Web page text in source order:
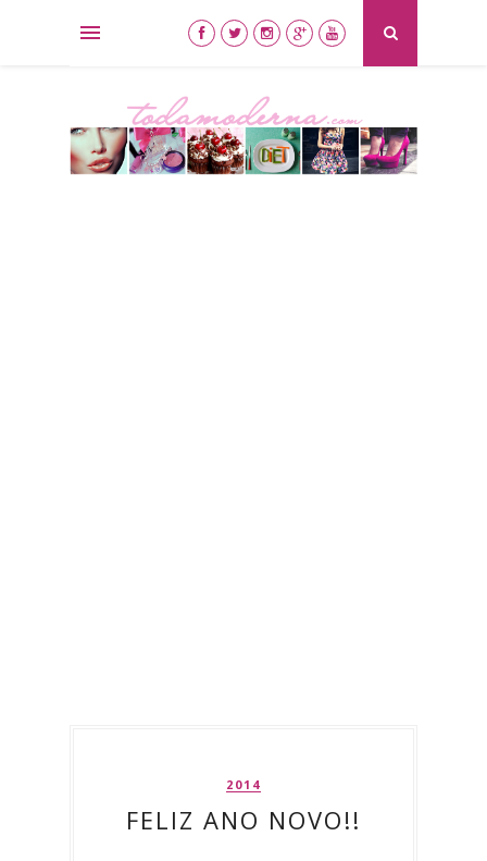
2014
FELIZ ANO NOVO!!